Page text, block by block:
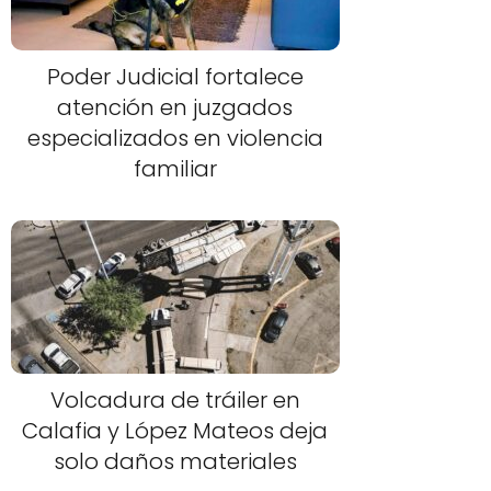
Poder Judicial fortalece
atención en juzgados
especializados en violencia
familiar
Volcadura de tráiler en
Calafia y López Mateos deja
solo daños materiales